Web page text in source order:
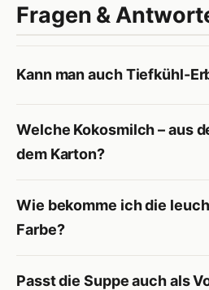
Fragen &
Kann man auch Tiefkühl-
Welche Kokosmilch – aus
dem Karton?
Wie bekomme ich die
Farbe?
Passt die Suppe auch als